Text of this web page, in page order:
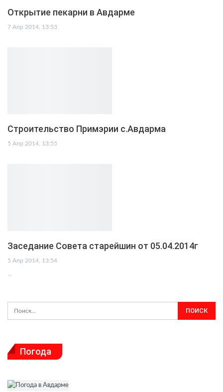
Открытие пекарни в Авдарме
7 Апр 2014, 13:53
Строительство Примэрии с.Авдарма
5 Апр 2014, 13:55
Заседание Совета старейшин от 05.04.2014г
5 Апр 2014, 13:54
Погода